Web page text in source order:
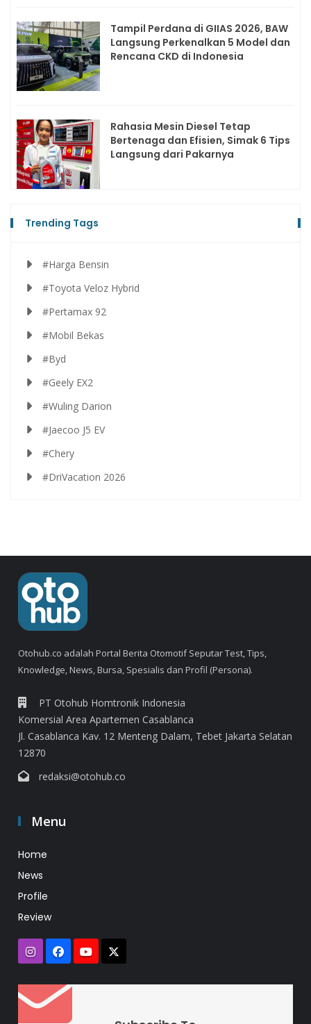
Tampil Perdana di GIIAS 2026, BAW
Langsung Perkenalkan 5 Model dan
Rencana CKD di Indonesia
Rahasia Mesin Diesel Tetap
Bertenaga dan Efisien, Simak 6 Tips
Langsung dari Pakarnya
Trending Tags
#Harga Bensin
#Toyota Veloz Hybrid
#Pertamax 92
#Mobil Bekas
#Byd
#Geely EX2
#Wuling Darion
#Jaecoo J5 EV
#Chery
#DriVacation 2026
Otohub.co adalah Portal Berita Otomotif Seputar Test, Tips,
Knowledge, News, Bursa, Spesialis dan Profil (Persona).
PT Otohub Homtronik Indonesia
Komersial Area Apartemen Casablanca
Jl. Casablanca Kav. 12 Menteng Dalam, Tebet Jakarta Selatan
12870
redaksi@otohub.co
Menu
Home
News
Profile
Review